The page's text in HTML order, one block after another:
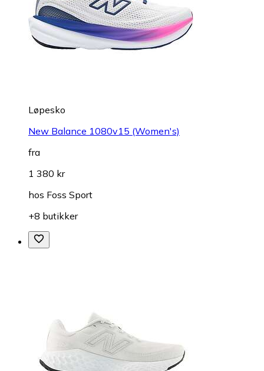
Løpesko
New Balance 1080v15 (Women's)
fra
1 380 kr
hos Foss Sport
+8 butikker